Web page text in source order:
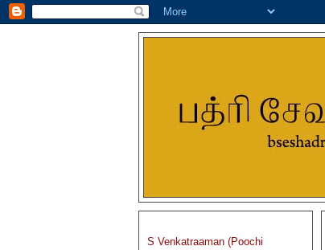
S Venkatraaman (Poochi